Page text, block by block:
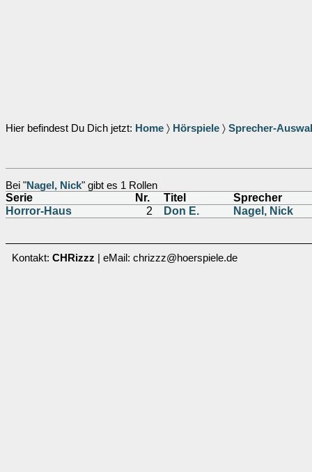
Hier befindest Du Dich jetzt: Home 〉 Hörspiele 〉 Sprecher-
Bei "Nagel, Nick" gibt es 1 Rollen
Serie Nr. Titel
Sprecher
Horror-Haus
2 Don E. Nagel, Nick
Kontakt: CHRizzz | eMail: chrizzz@hoerspiele.de